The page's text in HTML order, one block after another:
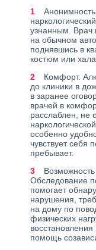
узнанным. Врач
на обычном
поднявшись в
костюм или
Комфорт.
до клиники в
в заранее
врачей в
расслаблен, не
особенно
чувствует себя
пребывает.
Обследование
помогает
нарушения,
на дому по
физических
помощь